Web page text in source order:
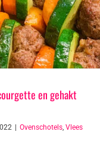
en gehakt
Ovenschotels, Vlees